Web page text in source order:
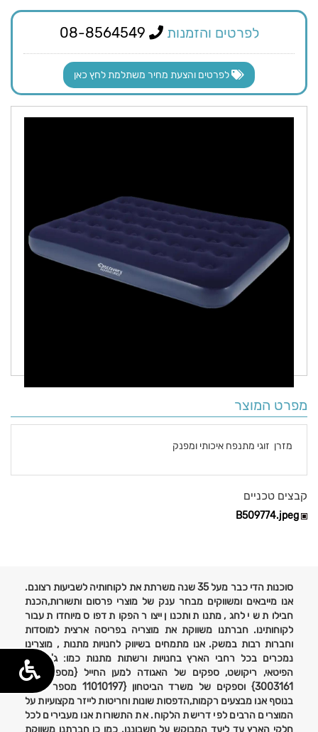
לפרטים והזמנות
לפרטים והצעת מחיר משתלמת לחץ כאן
מפרט המוצר
מזרן זוגי מתנפח איכותי ומפנק
פרטים
נוספים
קבצים טכניים
B509774.jpeg
סוכנות הדי כבר מעל 35 שנה משרתת את לקוחותיה לשביעות רצונם.
אנו מייבאים ומשווקים מבחר ענק של מוצרי פרסום ותשורות,הכנת
חבילות שי לחג, מתנות ותכנון ייצור הפקות דפוס מיוחדות עבור
לקוחותינו. חברתנו משווקת את מוצריה בפריסה ארצית למוסדות
וחברות רבות במשק. אנו מתמחים בשיווק לחנויות מתנות , מוצרינו
נמכרים בכל רחבי הארץ בחנויות ורשתות מתנות כמו: ג'נטלמן,
הפיטאי, ריקושט, ספקים של האגודה למען החייל {מספר ספק
3003161} וספקים של משרד הביטחון {11010197 מספר ספק}
בנוסף אנו מבצעים רקמות,הדפסות שונות וחריטות לייזר מקצועיות על
המוצרים הרבים לפי דרישת הלקוח. את התשורות אנו מעבירים לכל
חלקי הארץ עד ליעד המבוקש על חשבוננו. כמו כן חברתנו משווקת